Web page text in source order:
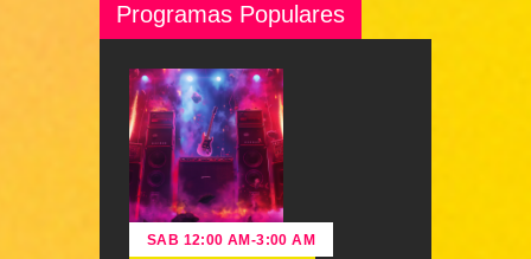
Programas Populares
SAB 12:00 AM -3:00 AM